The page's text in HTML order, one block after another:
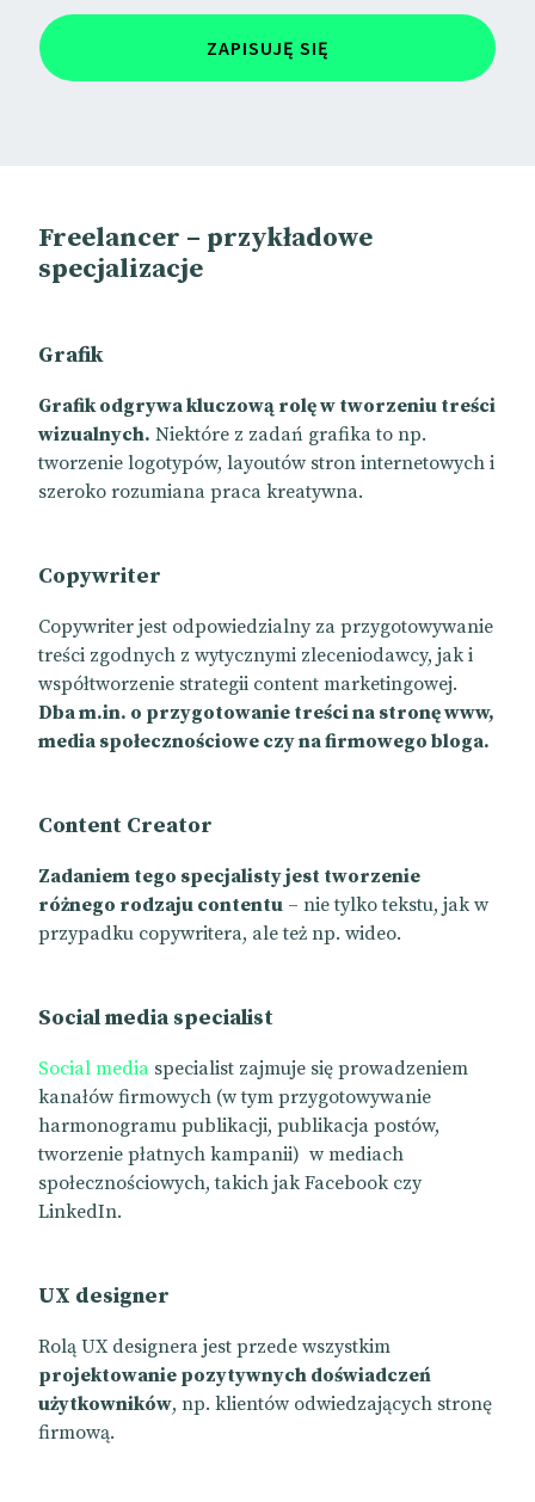
ZAPISUJĘ SIĘ
Freelancer – przykładowe
specjalizacje
Grafik
Grafik odgrywa kluczową rolę w tworzeniu treści
wizualnych. Niektóre z zadań grafika to np.
tworzenie logotypów, layoutów stron internetowych i
szeroko rozumiana praca kreatywna.
Copywriter
Copywriter jest odpowiedzialny za przygotowywanie
treści zgodnych z wytycznymi zleceniodawcy, jak i
współtworzenie strategii content marketingowej.
Dba m.in. o przygotowanie treści na stronę www,
media społecznościowe czy na firmowego bloga.
Content Creator
Zadaniem tego specjalisty jest tworzenie
różnego rodzaju contentu – nie tylko tekstu, jak w
przypadku copywritera, ale też np. wideo.
Social media specialist
Social media specialist zajmuje się prowadzeniem
kanałów firmowych (w tym przygotowywanie
harmonogramu publikacji, publikacja postów,
tworzenie płatnych kampanii) w mediach
społecznościowych, takich jak Facebook czy
LinkedIn.
UX designer
Rolą UX designera jest przede wszystkim
projektowanie pozytywnych doświadczeń
użytkowników, np. klientów odwiedzających stronę
firmową.